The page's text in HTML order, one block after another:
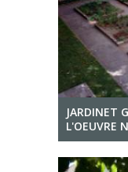
JARDINET
L'OEUVRE